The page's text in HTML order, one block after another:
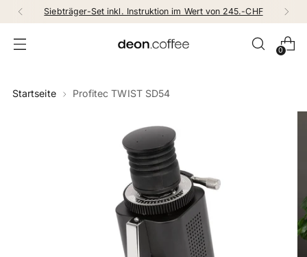
Siebträger-Set inkl. Instruktion im Wert von 245.-CHF
0
Startseite Profitec TWIST SD54